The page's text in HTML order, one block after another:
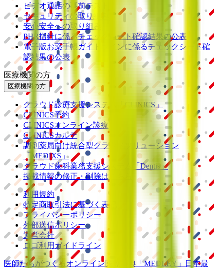
ビデオ通話の事前テスト
セキュリティの取り組み
安心安全への取り組み
PHR指針に係るチェックシート確認結果の公表
電子版お薬手帳ガイドラインに係るチェックシート確
認結果の公表
医療機関の方
医療機関の方
クラウド診療支援システム
「CLINICS」
CLINICS予約
CLINICSオンライン診療
CLINICSカルテ
調剤薬局向け統合型クラウドソリューション
「MEDIXS」
クラウド歯科業務支援システム
「Dentis」
掲載情報の修正・削除はこちら
利用規約
特定商取引法に基づく表記
プライバシーポリシー
外部送信ポリシー
運営会社
ロゴ利用ガイドライン
医師たちがつくるオンライン医療事典 「MEDLEY」
日本最